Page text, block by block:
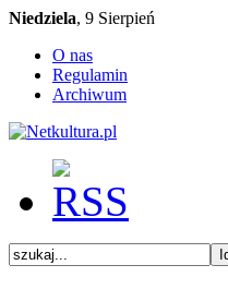
Niedziela, 9 Sierpień
O nas
Regulamin
Archiwum